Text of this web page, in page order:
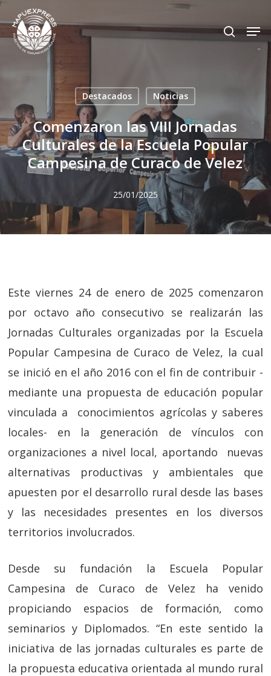
Skip
to
main
search
Destacados Noticias
Comenzaron las VIII Jornadas
Culturales de la Escuela Popular
Campesina de Curaco de Velez
25/01/2025
Este viernes 24 de enero de 2025 comenzaron
por octavo año consecutivo se realizarán las
Jornadas Culturales organizadas por la Escuela
Popular Campesina de Curaco de Velez, la cual
se inició en el año 2016 con el fin de contribuir -
mediante una propuesta de educación popular
vinculada a conocimientos agrícolas y saberes
locales- en la generación de vínculos con
organizaciones a nivel local, aportando nuevas
alternativas productivas y ambientales que
apuesten por el desarrollo rural desde las bases
y las necesidades presentes en los diversos
territorios involucrados.
Desde su fundación la Escuela Popular
Campesina de Curaco de Velez ha venido
propiciando espacios de formación, como
seminarios y Diplomados. “En este sentido la
iniciativa de las jornadas culturales es parte de
la propuesta educativa orientada al mundo rural
Close
Menu